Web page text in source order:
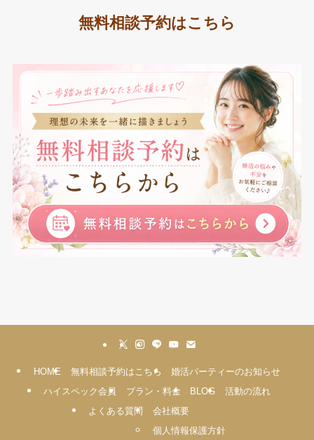
無料相談予約はこちら
HOME 無料相談予約はこちら
婚活パーティーのお知らせ
ハイスペック会員
プラン・料金 BLOG
活動の流れ
よくある質問
会社概要
個人情報保護方針